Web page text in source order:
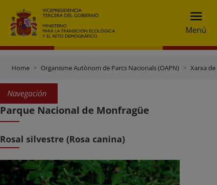
Menú
Home Organisme Autònom de Parcs Nacionals (OAPN) Xarxa
Navegación
Parque Nacional de Monfragüe
Rosal silvestre (Rosa canina)